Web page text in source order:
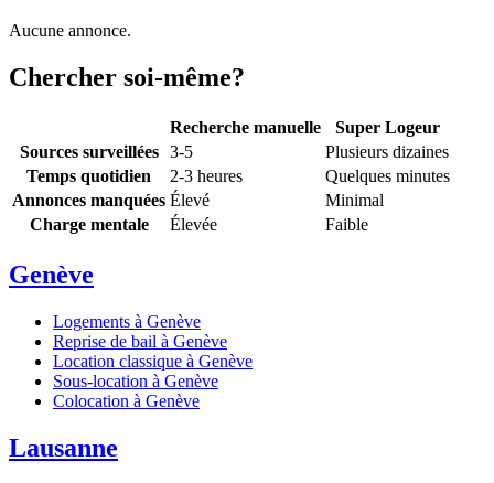
Aucune annonce.
Chercher soi-même?
Recherche manuelle
Super Logeur
Sources surveillées
3-5
Plusieurs dizaines
Temps quotidien
2-3 heures
Quelques minutes
Annonces manquées Élevé
Minimal
Charge mentale
Élevée Faible
Genève
Logements à Genève
Reprise de bail à Genève
Location classique à Genève
Sous-location à Genève
Colocation à Genève
Lausanne